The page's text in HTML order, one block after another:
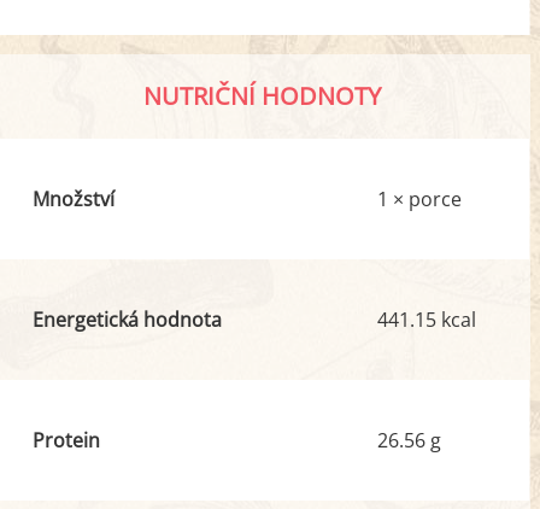
NUTRIČNÍ HODNOTY
Množství 1 × porce
Energetická hodnota 441.15 kcal
Protein 26.56 g